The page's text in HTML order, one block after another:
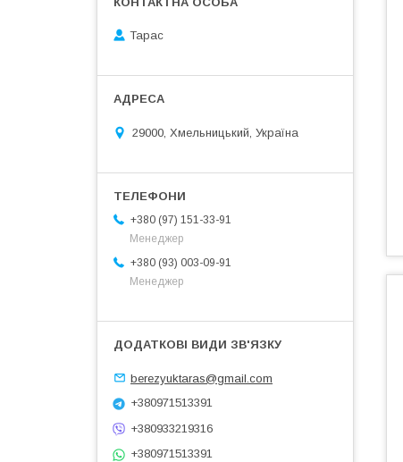
Тарас
29000, Хмельницький, Україна
+380 (97) 151-33-91
Менеджер
+380 (93) 003-09-91
Менеджер
berezyuktaras@gmail.com
+380971513391
+380933219316
+380971513391